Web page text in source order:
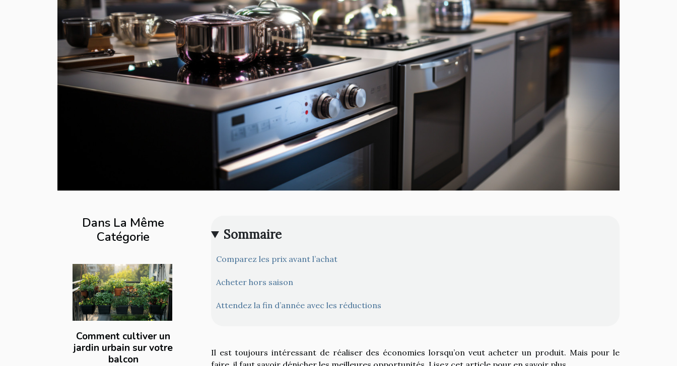
Dans La Même
Catégorie
Comment cultiver un
jardin urbain sur votre
balcon
Sommaire
Comparez les prix avant l’achat
Acheter hors saison
Attendez la fin d’année avec les réductions
Il est toujours intéressant de réaliser des économies lorsqu’on veut acheter un produit. Mais pour le